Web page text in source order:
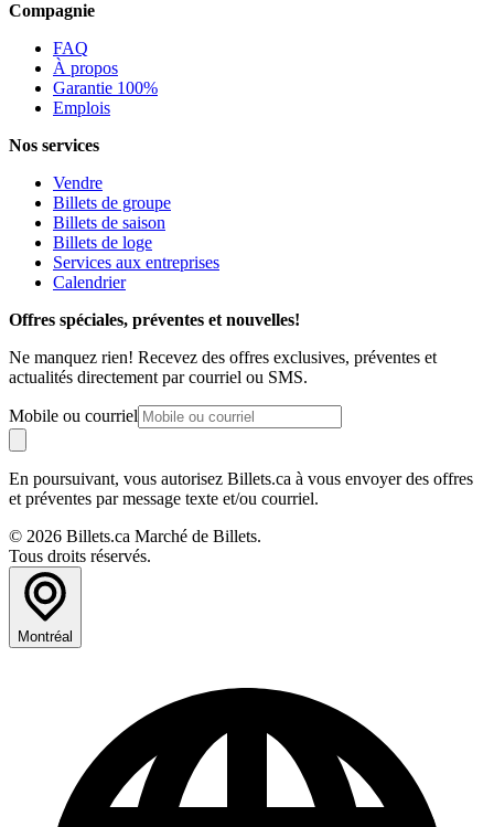
Compagnie
FAQ
À propos
Garantie 100%
Emplois
Nos services
Vendre
Billets de groupe
Billets de saison
Billets de loge
Services aux entreprises
Calendrier
Offres spéciales, préventes et nouvelles!
Ne manquez rien! Recevez des offres exclusives, préventes et
actualités directement par courriel ou SMS.
Mobile ou courriel
En poursuivant, vous autorisez Billets.ca à vous envoyer des offres
et préventes par message texte et/ou courriel.
© 2026 Billets.ca Marché de Billets.
Tous droits réservés.
Montréal